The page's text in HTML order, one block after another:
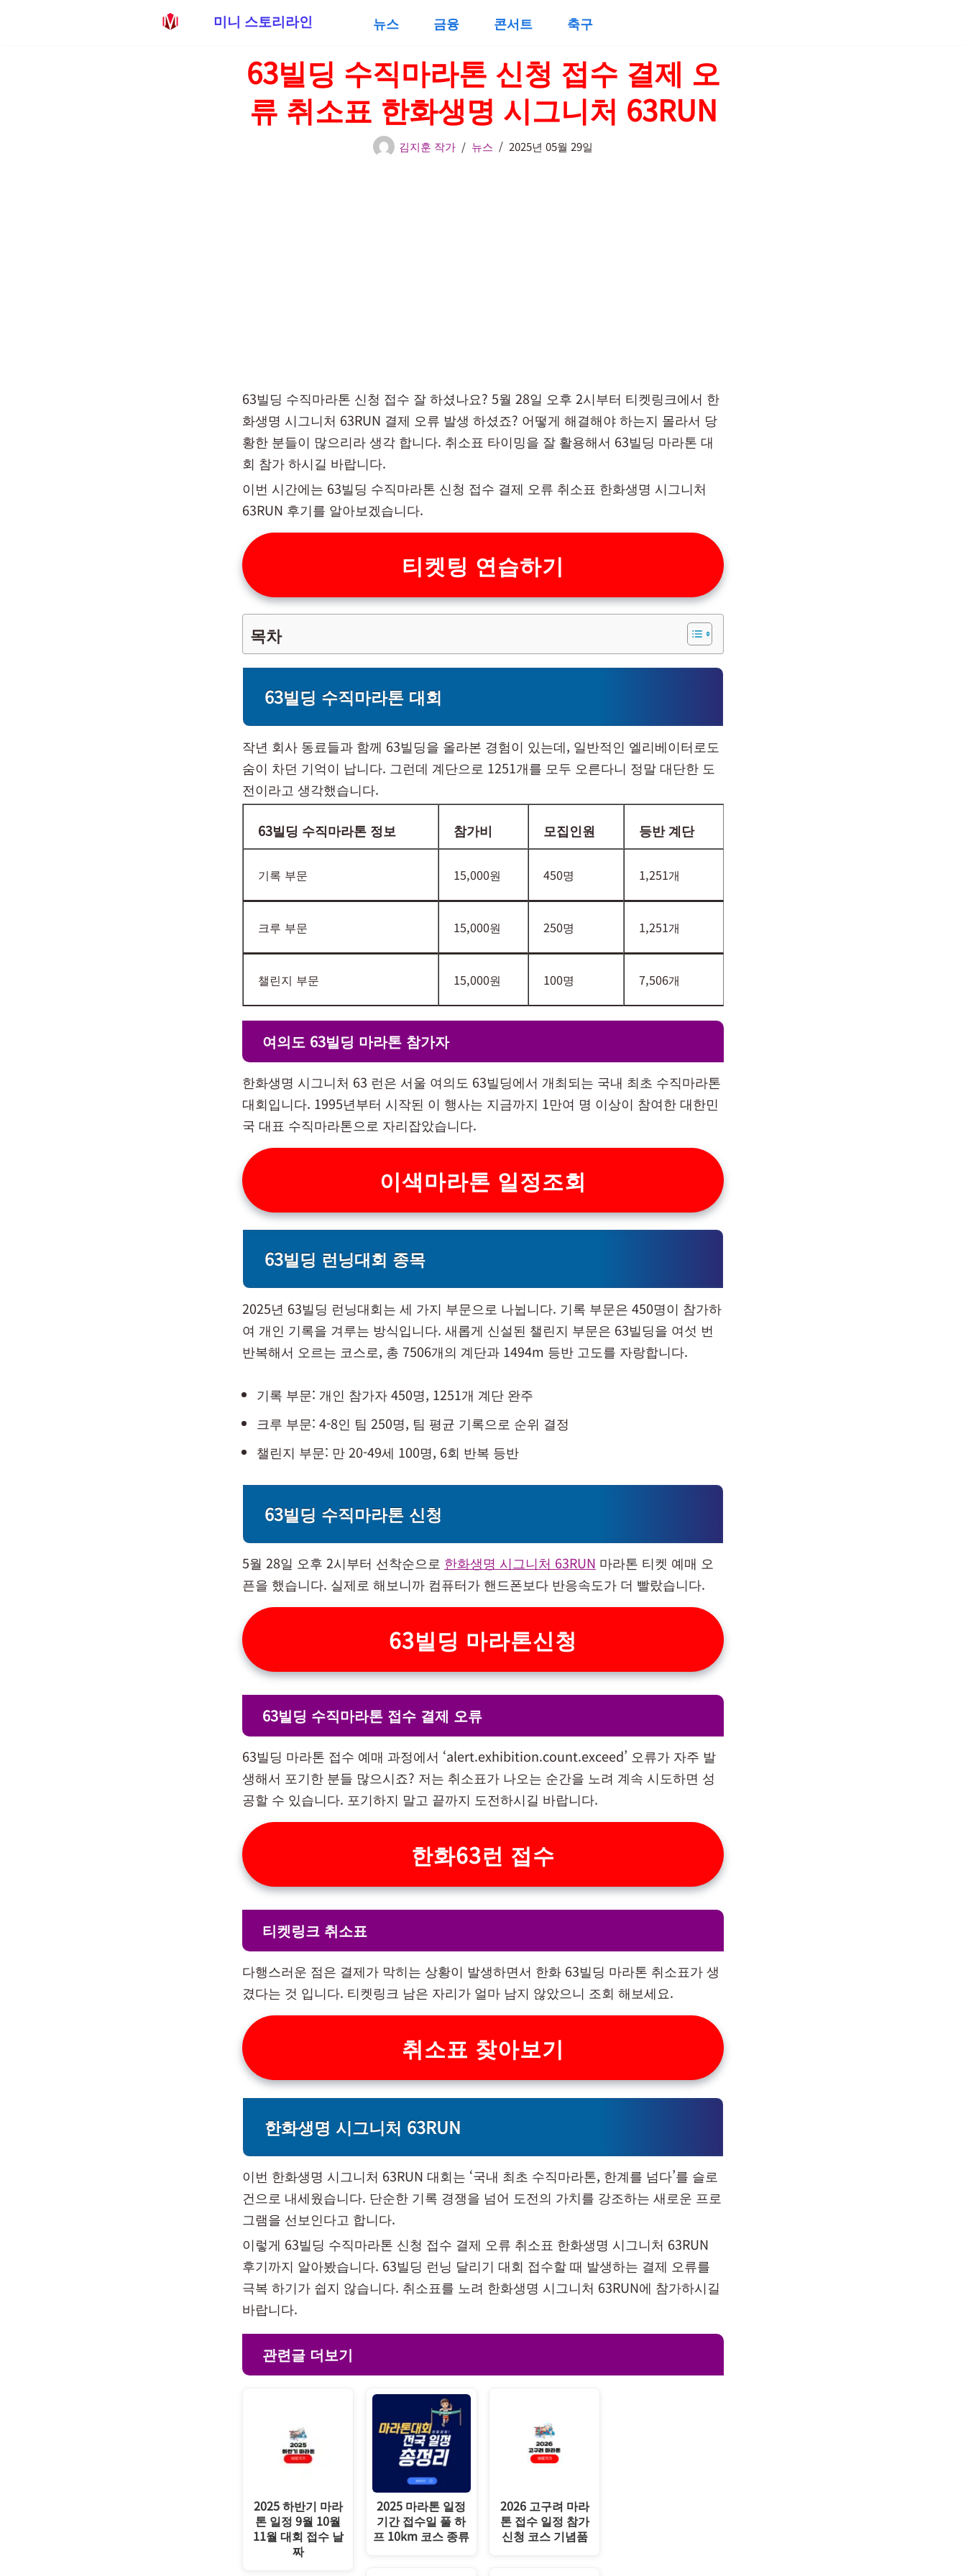
미니 스토리라인 뉴스 금융 콘서트 축구
63빌딩 수직마라톤 신청 접수 결제 오
류 취소표 한화생명 시그니처 63RUN
김지훈 작가 뉴스 2025년 05월 29일
63빌딩 수직마라톤 신청 접수 잘 하셨나요? 5월 28일 오후 2시부터 티켓링크에서 한
화생명 시그니처 63RUN 결제 오류 발생 하셨죠? 어떻게 해결해야 하는지 몰라서 당
황한 분들이 많으리라 생각 합니다. 취소표 타이밍을 잘 활용해서 63빌딩 마라톤 대
회 참가 하시길 바랍니다.
이번 시간에는 63빌딩 수직마라톤 신청 접수 결제 오류 취소표 한화생명 시그니처
63RUN 후기를 알아보겠습니다.
티켓팅 연습하기
목차
63빌딩 수직마라톤 대회
작년 회사 동료들과 함께 63빌딩을 올라본 경험이 있는데, 일반적인 엘리베이터로도
숨이 차던 기억이 납니다. 그런데 계단으로 1251개를 모두 오른다니 정말 대단한 도
전이라고 생각했습니다.
63빌딩 수직마라톤 정보 참가비 모집인원 등반 계단
기록 부문 15,000원 450명 1,251개
크루 부문 15,000원 250명 1,251개
챌린지 부문 15,000원 100명 7,506개
여의도 63빌딩 마라톤 참가자
한화생명 시그니처 63 런은 서울 여의도 63빌딩에서 개최되는 국내 최초 수직마라톤
대회입니다. 1995년부터 시작된 이 행사는 지금까지 1만여 명 이상이 참여한 대한민
국 대표 수직마라톤으로 자리잡았습니다.
이색마라톤 일정조회
63빌딩 런닝대회 종목
2025년 63빌딩 런닝대회는 세 가지 부문으로 나뉩니다. 기록 부문은 450명이 참가하
여 개인 기록을 겨루는 방식입니다. 새롭게 신설된 챌린지 부문은 63빌딩을 여섯 번
반복해서 오르는 코스로, 총 7506개의 계단과 1494m 등반 고도를 자랑합니다.
기록 부문: 개인 참가자 450명, 1251개 계단 완주
크루 부문: 4-8인 팀 250명, 팀 평균 기록으로 순위 결정
챌린지 부문: 만 20-49세 100명, 6회 반복 등반
63빌딩 수직마라톤 신청
5월 28일 오후 2시부터 선착순으로 한화생명 시그니처 63RUN 마라톤 티켓 예매 오
픈을 했습니다. 실제로 해보니까 컴퓨터가 핸드폰보다 반응속도가 더 빨랐습니다.
63빌딩 마라톤신청
63빌딩 수직마라톤 접수 결제 오류
63빌딩 마라톤 접수 예매 과정에서 ‘alert.exhibition.count.exceed’ 오류가 자주 발
생해서 포기한 분들 많으시죠? 저는 취소표가 나오는 순간을 노려 계속 시도하면 성
공할 수 있습니다. 포기하지 말고 끝까지 도전하시길 바랍니다.
한화63런 접수
티켓링크 취소표
다행스러운 점은 결제가 막히는 상황이 발생하면서 한화 63빌딩 마라톤 취소표가 생
겼다는 것 입니다. 티켓링크 남은 자리가 얼마 남지 않았으니 조회 해보세요.
취소표 찾아보기
한화생명 시그니처 63RUN
이번 한화생명 시그니처 63RUN 대회는 ‘국내 최초 수직마라톤, 한계를 넘다’를 슬로
건으로 내세웠습니다. 단순한 기록 경쟁을 넘어 도전의 가치를 강조하는 새로운 프로
그램을 선보인다고 합니다.
이렇게 63빌딩 수직마라톤 신청 접수 결제 오류 취소표 한화생명 시그니처 63RUN
후기까지 알아봤습니다. 63빌딩 런닝 달리기 대회 접수할 때 발생하는 결제 오류를
극복 하기가 쉽지 않습니다. 취소표를 노려 한화생명 시그니처 63RUN에 참가하시길
바랍니다.
관련글 더보기
2025 하반기 마라
톤 일정 9월 10월
11월 대회 접수 날
짜
2025 마라톤 일정
기간 접수일 풀 하
프 10km 코스 종류
2026 고구려 마라
톤 접수 일정 참가
신청 코스 기념품